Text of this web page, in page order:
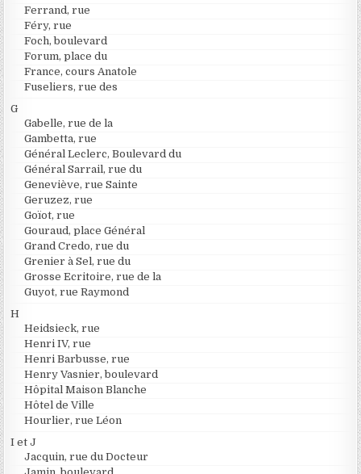
Ferrand, rue
Féry, rue
Foch, boulevard
Forum, place du
France, cours Anatole
Fuseliers, rue des
G
Gabelle, rue de la
Gambetta, rue
Général Leclerc, Boulevard du
Général Sarrail, rue du
Geneviève, rue Sainte
Geruzez, rue
Goïot, rue
Gouraud, place Général
Grand Credo, rue du
Grenier à Sel, rue du
Grosse Ecritoire, rue de la
Guyot, rue Raymond
H
Heidsieck, rue
Henri IV, rue
Henri Barbusse, rue
Henry Vasnier, boulevard
Hôpital Maison Blanche
Hôtel de Ville
Hourlier, rue Léon
I et J
Jacquin, rue du Docteur